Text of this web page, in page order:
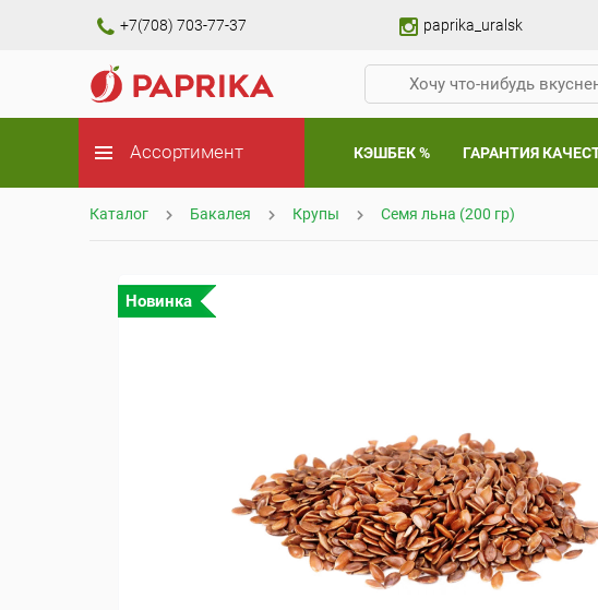
+7(708) 703-77-37 paprika_uralsk
Ассортимент КЭШБЕК % ГАРАНТИЯ
Каталог Бакалея Крупы Семя льна (200 гр)
Новинка